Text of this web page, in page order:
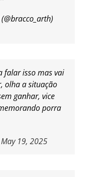
(@bracco_arth)
falar isso mas vai
olha a situação
ganhar, vice
porra
May 19, 2025